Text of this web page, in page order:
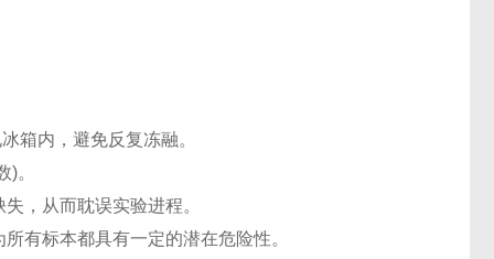
箱内，避免反复冻融。
。
，从而耽误实验进程。
有标本都具有一定的潜在危险性。